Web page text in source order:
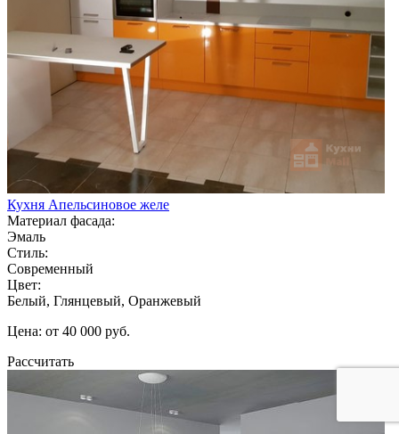
Кухня Апельсиновое желе
Материал фасада:
Эмаль
Стиль:
Современный
Цвет:
Белый, Глянцевый, Оранжевый
Цена: от 40 000 руб.
Рассчитать